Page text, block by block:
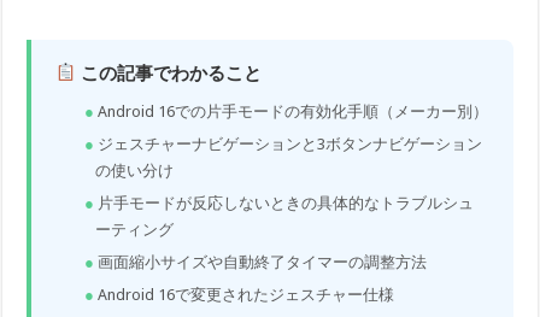
この記事でわかること
Android 16での片手モードの有効化手順（メーカー別）
ジェスチャーナビゲーションと3ボタンナビゲーション
の使い分け
片手モードが反応しないときの具体的なトラブルシュ
ーティング
画面縮小サイズや自動終了タイマーの調整方法
Android 16で変更されたジェスチャー仕様